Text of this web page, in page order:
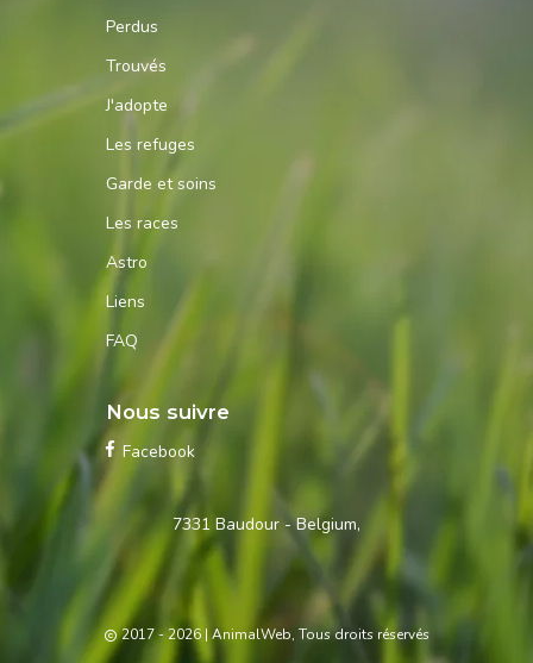
Perdus
Trouvés
J'adopte
Les refuges
Garde et soins
Les races
Astro
Liens
FAQ
Contactez-
7331 Baudour - Belgium,
Nous suivre
Facebook
2017 - 2026 | AnimalWeb, Tous droits réservés